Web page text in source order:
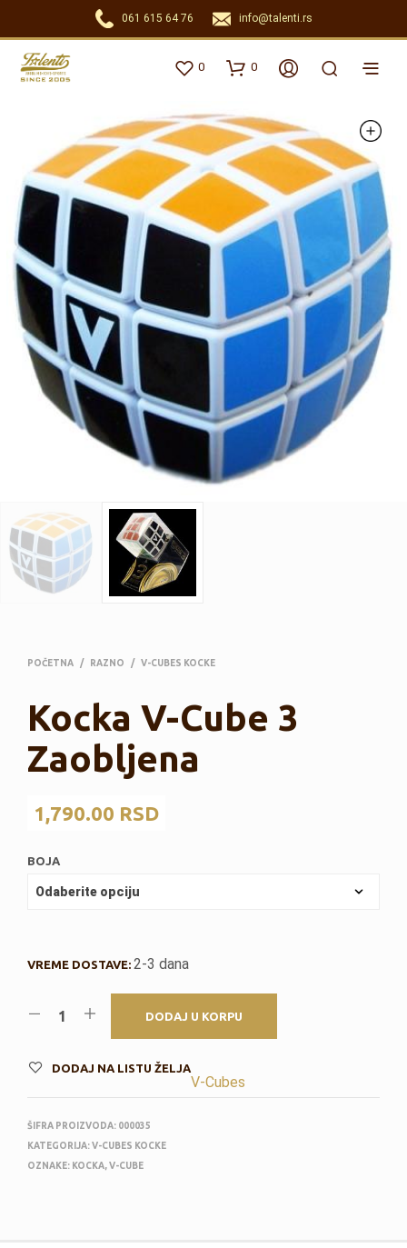
061 615 64 76 info@talenti.rs
0 0
POČETNA / RAZNO / V-CUBES KOCKE
Kocka V-Cube 3
Zaobljena
1,790.00 RSD
BOJA
VREME DOSTAVE: 2-3 dana
DODAJ U KORPU
DODAJ NA LISTU ŽELJA
V-Cubes
ŠIFRA PROIZVODA: 000035
KATEGORIJA:V-CUBES KOCKE
OZNAKE: KOCKA,V-CUBE